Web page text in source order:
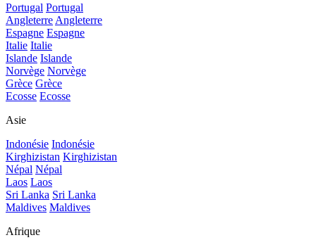
Portugal Portugal
Angleterre Angleterre
Espagne Espagne
Italie Italie
Islande Islande
Norvège Norvège
Grèce Grèce
Ecosse Ecosse
Asie
Indonésie Indonésie
Kirghizistan Kirghizistan
Népal Népal
Laos Laos
Sri Lanka Sri Lanka
Maldives Maldives
Afrique